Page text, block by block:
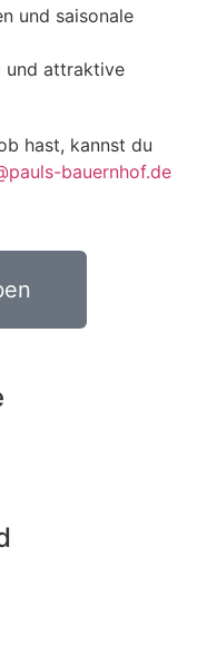
und saisonale
und attraktive
hast, kannst du
bauernhof.de